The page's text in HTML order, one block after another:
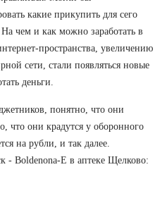
какие прикупить для сего
чем и как можно заработать в
пространства, увеличению
сети, стали появляться новые
деньги.
понятно, что они
что они крадутся у оборонного
на рубли, и так далее.
- Boldenona-E в аптеке Щелково: